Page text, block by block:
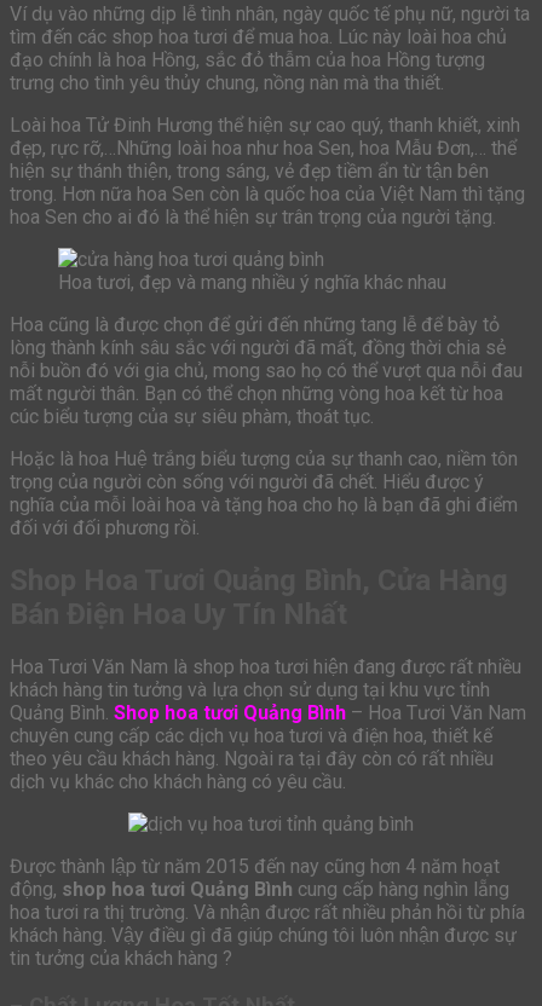
Ví dụ vào những dịp lễ tình nhân, ngày quốc tế phụ nữ, người ta
tìm đến các shop hoa tươi để mua hoa. Lúc này loài hoa chủ
đạo chính là hoa Hồng, sắc đỏ thẫm của hoa Hồng tượng
trưng cho tình yêu thủy chung, nồng nàn mà tha thiết.
Loài hoa Tử Đinh Hương thể hiện sự cao quý, thanh khiết, xinh
đẹp, rực rỡ,…Những loài hoa như hoa Sen, hoa Mẫu Đơn,… thể
hiện sự thánh thiện, trong sáng, vẻ đẹp tiềm ẩn từ tận bên
trong. Hơn nữa hoa Sen còn là quốc hoa của Việt Nam thì tặng
hoa Sen cho ai đó là thể hiện sự trân trọng của người tặng.
Hoa tươi, đẹp và mang nhiều ý nghĩa khác nhau
Hoa cũng là được chọn để gửi đến những tang lễ để bày tỏ
lòng thành kính sâu sắc với người đã mất, đồng thời chia sẻ
nỗi buồn đó với gia chủ, mong sao họ có thể vượt qua nỗi đau
mất người thân. Bạn có thể chọn những vòng hoa kết từ hoa
cúc biểu tượng của sự siêu phàm, thoát tục.
Hoặc là hoa Huệ trắng biểu tượng của sự thanh cao, niềm tôn
trọng của người còn sống với người đã chết. Hiểu được ý
nghĩa của mỗi loài hoa và tặng hoa cho họ là bạn đã ghi điểm
đối với đối phương rồi.
Hoa Tươi Văn Nam là shop hoa tươi hiện đang được rất nhiều
khách hàng tin tưởng và lựa chọn sử dụng tại khu vực tỉnh
Quảng Bình. Shop hoa tươi Quảng Bình – Hoa Tươi Văn Nam
chuyên cung cấp các dịch vụ hoa tươi và điện hoa, thiết kế
theo yêu cầu khách hàng. Ngoài ra tại đây còn có rất nhiều
dịch vụ khác cho khách hàng có yêu cầu.
Được thành lập từ năm 2015 đến nay cũng hơn 4 năm hoạt
động, shop hoa tươi Quảng Bình cung cấp hàng nghìn lẵng
hoa tươi ra thị trường. Và nhận được rất nhiều phản hồi từ phía
khách hàng. Vậy điều gì đã giúp chúng tôi luôn nhận được sự
tin tưởng của khách hàng ?